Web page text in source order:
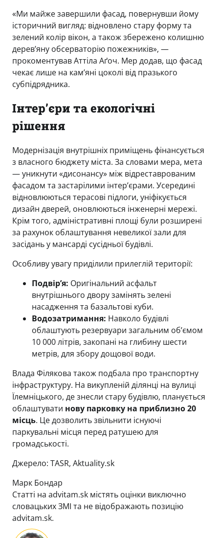
«Ми майже завершили фасад, повернувши йому
історичний вигляд: відновлено стару форму та
зелений колір вікон, а також збережено колишню
дерев’яну обсерваторію пожежників», —
прокоментував Аттіла Аґоч. Мер додав, що фасад
чекає лише на кам’яні цоколі від празького
субпідрядника.
Інтер’єри та екологічні
рішення
Модернізація внутрішніх приміщень фінансується
з власного бюджету міста. За словами мера, мета
— уникнути «дисонансу» між відреставрованим
фасадом та застарілими інтер’єрами. Усередині
відновлюються терасові підлоги, уніфікується
дизайн дверей, оновлюються інженерні мережі.
Крім того, адміністративні площі були розширені
за рахунок облаштування невеликої зали для
засідань у мансарді сусідньої будівлі.
Особливу увагу приділили прилеглій території:
Подвір’я: Оригінальний асфальт
внутрішнього двору замінять зелені
насадження та базальтові куби.
Водозатримання: Навколо будівлі
облаштують резервуари загальним об’ємом
10 000 літрів, закопані на глибину шести
метрів, для збору дощової води.
Влада Філякова також подбала про транспортну
інфраструктуру. На викупленій ділянці на вулиці
Їлемніцького, де знесли стару будівлю, планується
облаштувати нову парковку на приблизно 20
місць. Це дозволить звільнити існуючі
паркувальні місця перед ратушею для
громадськості.
Джерело: TASR, Aktuality.sk
Марк Бондар
Статті на advitam.sk містять оцінки виключно
словацьких ЗМІ та не відображають позицію
advitam.sk.